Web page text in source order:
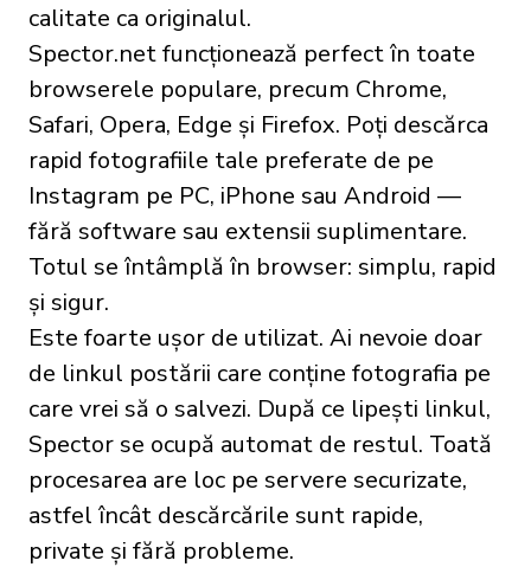
calitate ca originalul.
Spector.net funcționează perfect în toate
browserele populare, precum Chrome,
Safari, Opera, Edge și Firefox. Poți descărca
rapid fotografiile tale preferate de pe
Instagram pe PC, iPhone sau Android —
fără software sau extensii suplimentare.
Totul se întâmplă în browser: simplu, rapid
și sigur.
Este foarte ușor de utilizat. Ai nevoie doar
de linkul postării care conține fotografia pe
care vrei să o salvezi. După ce lipești linkul,
Spector se ocupă automat de restul. Toată
procesarea are loc pe servere securizate,
astfel încât descărcările sunt rapide,
private și fără probleme.